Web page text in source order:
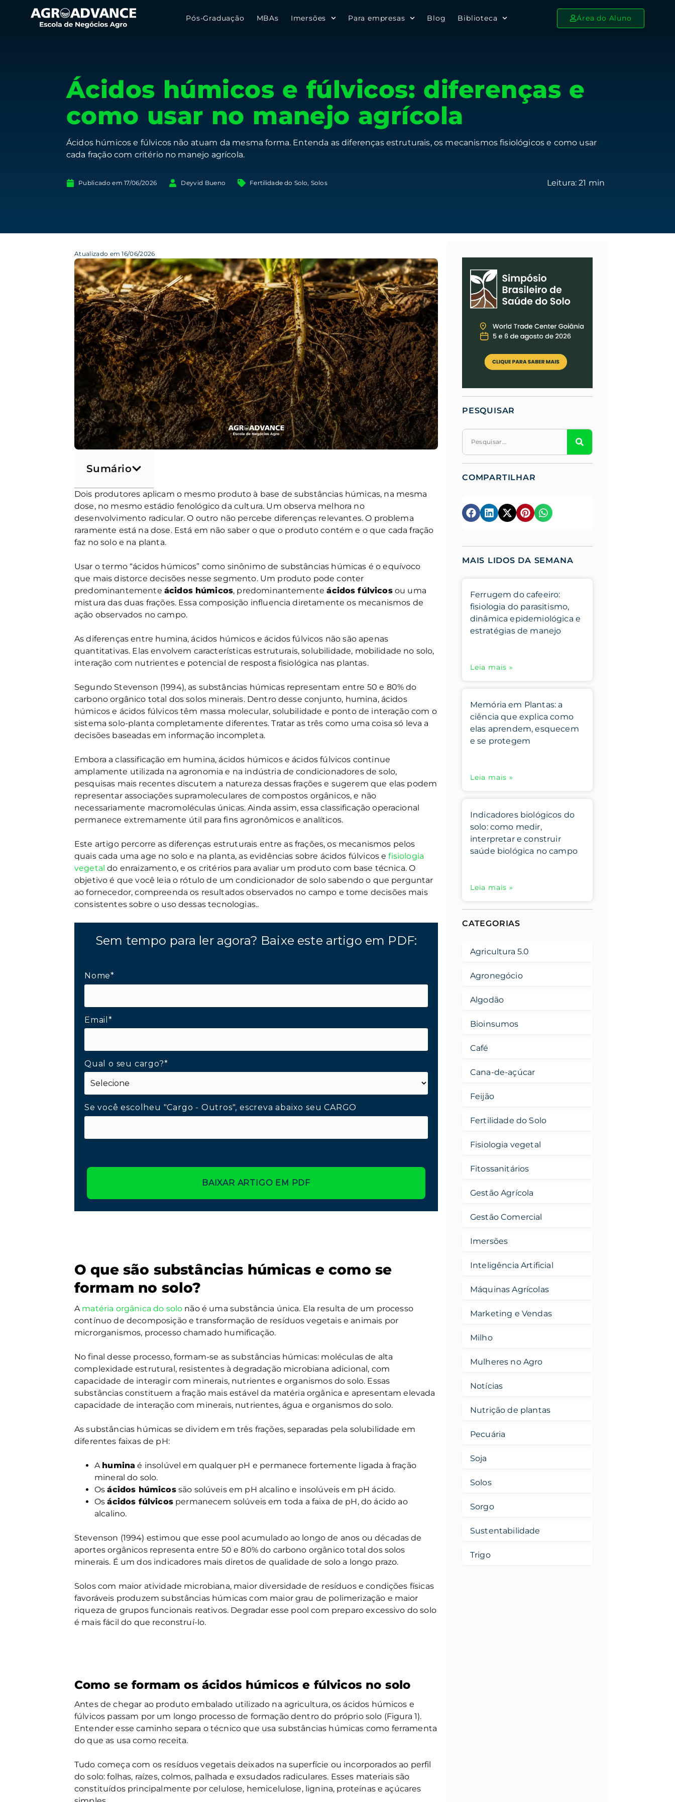
Pós-Graduação MBAs Imersões Para empresas Blog Biblioteca Área do Aluno
Ácidos húmicos e fúlvicos: diferenças e
como usar no manejo agrícola
Ácidos húmicos e fúlvicos não atuam da mesma forma. Entenda as diferenças estruturais, os mecanismos fisiológicos e como usar
cada fração com critério no manejo agrícola.
Publicado em 17/06/2026 Deyvid Bueno Fertilidade do Solo, Solos
Atualizado em 16/06/2026
Sumário
Dois produtores aplicam o mesmo produto à base de substâncias húmicas, na mesma
dose, no mesmo estádio fenológico da cultura. Um observa melhora no
desenvolvimento radicular. O outro não percebe diferenças relevantes. O problema
raramente está na dose. Está em não saber o que o produto contém e o que cada fração
faz no solo e na planta.
Usar o termo “ácidos húmicos” como sinônimo de substâncias húmicas é o equívoco
que mais distorce decisões nesse segmento. Um produto pode conter
predominantemente ácidos húmicos, predominantementeácidos fúlvicosou uma
mistura das duas frações. Essa composição influencia diretamente os mecanismos de
ação observados no campo.
As diferenças entre humina, ácidos húmicos e ácidos fúlvicos não são apenas
quantitativas. Elas envolvem características estruturais, solubilidade, mobilidade no solo,
interação com nutrientes e potencial de resposta fisiológica nas plantas.
Segundo Stevenson (1994), as substâncias húmicas representam entre 50 e 80% do
carbono orgânico total dos solos minerais. Dentro desse conjunto, humina, ácidos
húmicos e ácidos fúlvicos têm massa molecular, solubilidade e ponto de interação com o
sistema solo-planta completamente diferentes. Tratar as três como uma coisa só leva a
decisões baseadas em informação incompleta.
Embora a classificação em humina, ácidos húmicos e ácidos fúlvicos continue
amplamente utilizada na agronomia e na indústria de condicionadores de solo,
pesquisas mais recentes discutem a natureza dessas frações e sugerem que elas podem
representar associações supramoleculares de compostos orgânicos, e não
necessariamente macromoléculas únicas. Ainda assim, essa classificação operacional
permanece extremamente útil para fins agronômicos e analíticos.
Este artigo percorre as diferenças estruturais entre as frações, os mecanismos pelos
quais cada uma age no solo e na planta, as evidências sobre ácidos fúlvicos efisiologia
vegetal do enraizamento, e os critérios para avaliar um produto com base técnica. O
objetivo é que você leia o rótulo de um condicionador de solo sabendo o que perguntar
ao fornecedor, compreenda os resultados observados no campo e tome decisões mais
consistentes sobre o uso dessas tecnologias..
Sem tempo para ler agora? Baixe este artigo em PDF:
Nome*
Email*
Qual o seu cargo?*
Se você escolheu "Cargo - Outros", escreva abaixo seu CARGO
BAIXAR ARTIGO EM PDF
O que são substâncias húmicas e como se
formam no solo?
A matéria orgânica do solo não é uma substância única. Ela resulta de um processo
contínuo de decomposição e transformação de resíduos vegetais e animais por
microrganismos, processo chamado humificação.
No final desse processo, formam-se as substâncias húmicas: moléculas de alta
complexidade estrutural, resistentes à degradação microbiana adicional, com
capacidade de interagir com minerais, nutrientes e organismos do solo. Essas
substâncias constituem a fração mais estável da matéria orgânica e apresentam elevada
capacidade de interação com minerais, nutrientes, água e organismos do solo.
As substâncias húmicas se dividem em três frações, separadas pela solubilidade em
diferentes faixas de pH:
A humina é insolúvel em qualquer pH e permanece fortemente ligada à fração
mineral do solo.
Osácidos húmicossão solúveis em pH alcalino e insolúveis em pH ácido.
Osácidos fúlvicospermanecem solúveis em toda a faixa de pH, do ácido ao
alcalino.
Stevenson (1994) estimou que esse pool acumulado ao longo de anos ou décadas de
aportes orgânicos representa entre 50 e 80% do carbono orgânico total dos solos
minerais. É um dos indicadores mais diretos de qualidade de solo a longo prazo.
Solos com maior atividade microbiana, maior diversidade de resíduos e condições físicas
favoráveis produzem substâncias húmicas com maior grau de polimerização e maior
riqueza de grupos funcionais reativos. Degradar esse pool com preparo excessivo do solo
é mais fácil do que reconstruí-lo.
Como se formam os ácidos húmicos e fúlvicos no solo
Antes de chegar ao produto embalado utilizado na agricultura, os ácidos húmicos e
fúlvicos passam por um longo processo de formação dentro do próprio solo (Figura 1).
Entender esse caminho separa o técnico que usa substâncias húmicas como ferramenta
do que as usa como receita.
Tudo começa com os resíduos vegetais deixados na superfície ou incorporados ao perfil
do solo: folhas, raízes, colmos, palhada e exsudados radiculares. Esses materiais são
constituídos principalmente por celulose, hemicelulose, lignina, proteínas e açúcares
PESQUISAR
COMPARTILHAR
MAIS LIDOS DA SEMANA
Ferrugem do cafeeiro:
fisiologia do parasitismo,
dinâmica epidemiológica e
estratégias de manejo
Leia mais »
Memória em Plantas: a
ciência que explica como
elas aprendem, esquecem
e se protegem
Leia mais »
Indicadores biológicos do
solo: como medir,
interpretar e construir
saúde biológica no campo
Leia mais »
CATEGORIAS
Agricultura 5.0
Agronegócio
Algodão
Bioinsumos
Café
Cana-de-açúcar
Feijão
Fertilidade do Solo
Fisiologia vegetal
Fitossanitários
Gestão Agrícola
Gestão Comercial
Imersões
Inteligência Artificial
Máquinas Agrícolas
Marketing e Vendas
Milho
Mulheres no Agro
Notícias
Nutrição de plantas
Pecuária
Soja
Solos
Sorgo
Sustentabilidade
Trigo